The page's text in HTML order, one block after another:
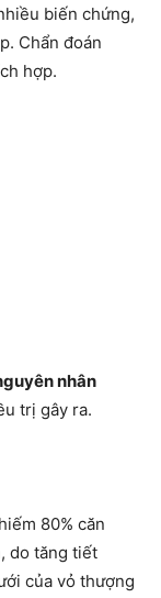
biến chứng,
Chẩn đoán
hợp.
nhân
trị gây ra.
80% căn
do tăng tiết
của vỏ thượng